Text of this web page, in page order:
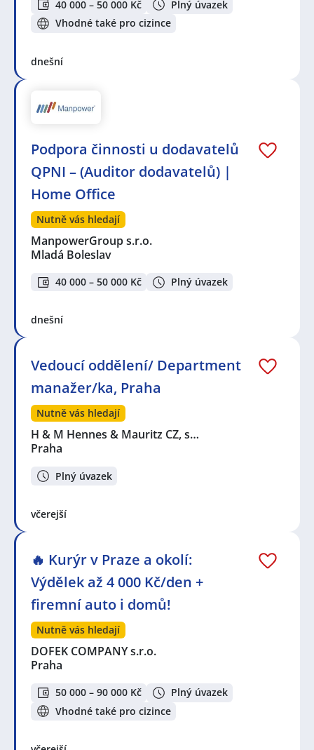
40 000 – 50 000 Kč
Plný úvazek
Vhodné také pro cizince
dnešní
Podpora činnosti u dodavatelů
QPNI – (Auditor dodavatelů) |
Home Office
Nutně vás hledají
ManpowerGroup s.r.o.
Mladá Boleslav
40 000 – 50 000 Kč Plný úvazek
dnešní
Vedoucí oddělení/ Department
manažer/ka, Praha
Nutně vás hledají
H & M Hennes & Mauritz CZ, s…
Praha
Plný úvazek
včerejší
🔥 Kurýr v Praze a okolí:
Výdělek až 4 000 Kč/den +
firemní auto i domů!
Nutně vás hledají
DOFEK COMPANY s.r.o.
Praha
50 000 – 90 000 Kč
Plný úvazek
Vhodné také pro cizince